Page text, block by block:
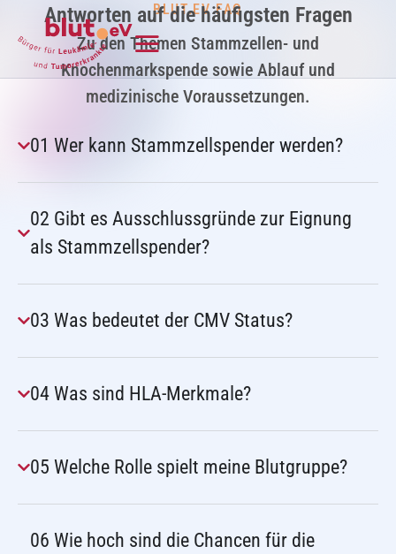
BLUT.EV FAQ
Antworten auf die häufigsten Fragen
Zu den Themen Stammzellen- und
Knochenmarkspende sowie Ablauf und
medizinische Voraussetzungen.
01 Wer kann Stammzellspender werden?
02 Gibt es Ausschlussgründe zur Eignung
als Stammzellspender?
03 Was bedeutet der CMV Status?
04 Was sind HLA-Merkmale?
05 Welche Rolle spielt meine Blutgruppe?
06 Wie hoch sind die Chancen für die